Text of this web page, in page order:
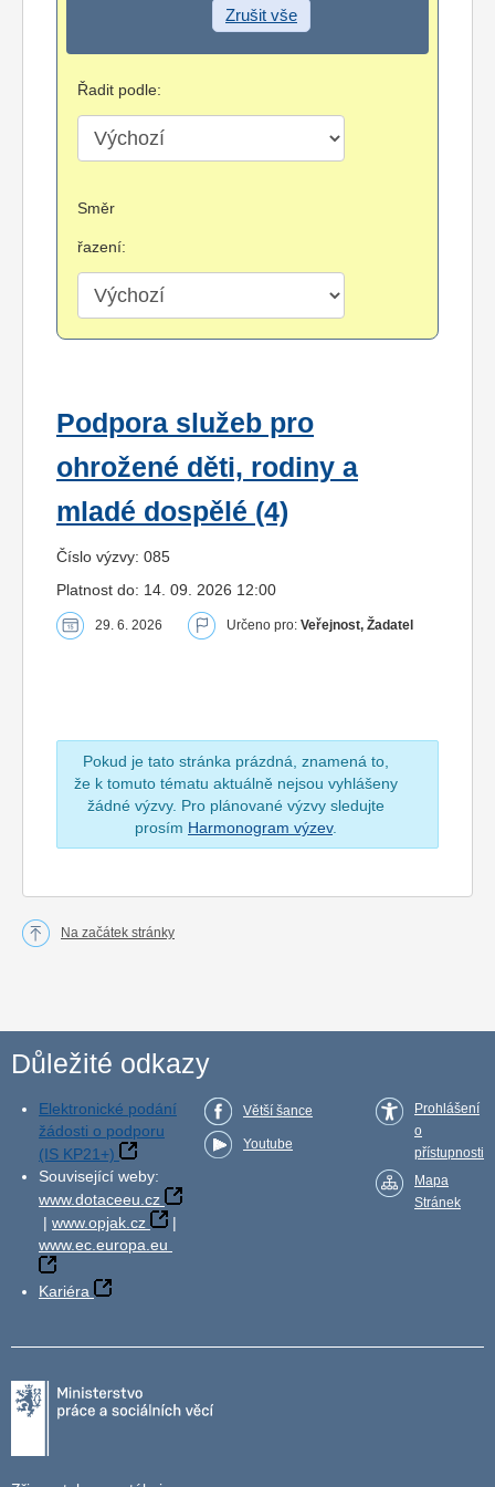
Zrušit vše
Řadit podle:
Směr
řazení:
Podpora služeb pro
ohrožené děti, rodiny a
mladé dospělé (4)
Číslo výzvy: 085
Platnost do: 14. 09. 2026 12:00
29. 6. 2026 Určeno pro: Veřejnost, Žadatel
Pokud je tato stránka prázdná, znamená to,
že k tomuto tématu aktuálně nejsou vyhlášeny
žádné výzvy. Pro plánované výzvy sledujte
prosím Harmonogram výzev.
Na začátek stránky
Důležité odkazy
Elektronické podání
žádosti o podporu
(IS KP21+)
Související weby:
www.dotaceeu.cz
| www.opjak.cz
|
www.ec.europa.eu
Kariéra
Větší šance
Youtube
Prohlášení
o
přístupnosti
Mapa
Stránek